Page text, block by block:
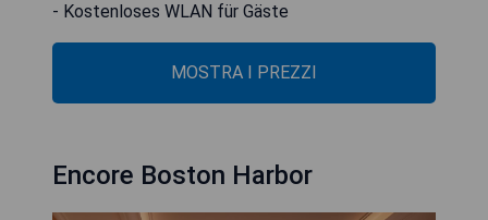
- Kostenloses WLAN für Gäste
MOSTRA I PREZZI
Encore Boston Harbor